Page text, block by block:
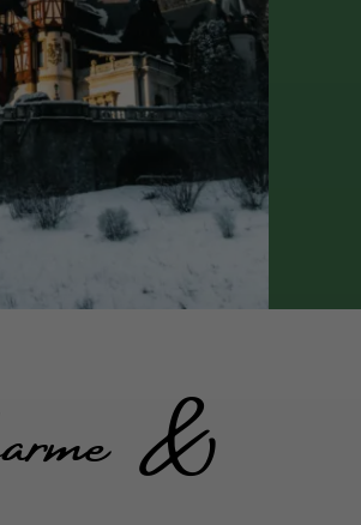
&